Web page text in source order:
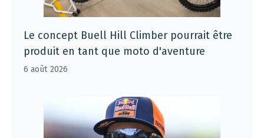
Le concept Buell Hill Climber pourrait être
produit en tant que moto d'aventure
6 août 2026